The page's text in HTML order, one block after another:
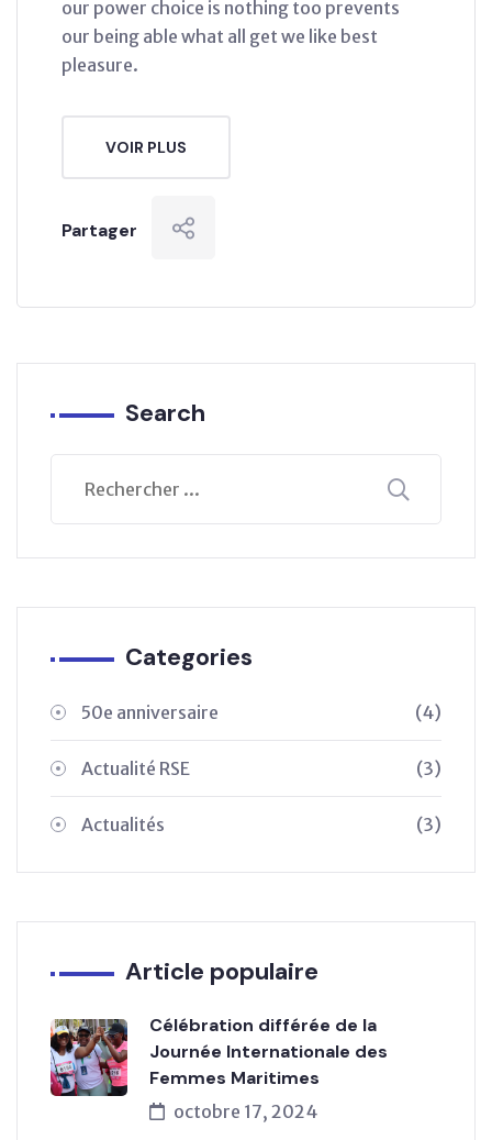
our power choice is nothing too prevents
our being able what all get we like best
pleasure.
VOIR PLUS
Partager
Search
Categories
50e anniversaire (4)
Actualité RSE (3)
Actualités (3)
Article populaire
Célébration différée de la
Journée Internationale des
Femmes Maritimes
octobre 17, 2024